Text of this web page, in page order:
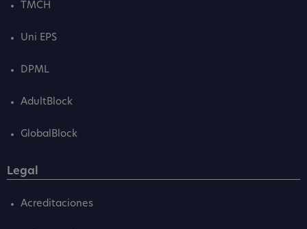
TMCH
Uni EPS
DPML
AdultBlock
GlobalBlock
Legal
Acreditaciones